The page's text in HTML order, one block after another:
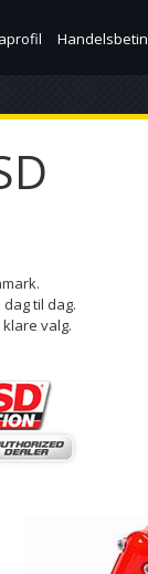
til dag.
valg.